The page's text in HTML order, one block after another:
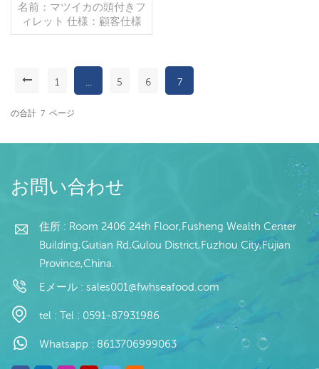
名前：マツイカの頭付きフ
ィレット 仕様：顧客仕様
プロセス：腸 グレージン
イズ可能） 包装：1kg/バ
ッグ,10kg /織りバッグ
（カスタマイズ可能） 販
売モデル：卸売/輸出 min .
注文：20フィートコンテ
送：入金確認後20日以内
起源：中国 ブランド：fu
続きを読む
1 5 6 7
の合計 7 ページ
お問い合わせ
住所 : Room 2406 24th Floor,Fusheng Wealth Center
Building,Gutian Rd,Gulou District,Fuzhou City,Fujian
Province,China.
Eメール : sales001@fwhseafood.com
tel : Tel : 0591-87931986
Whatsapp : 8613706999063